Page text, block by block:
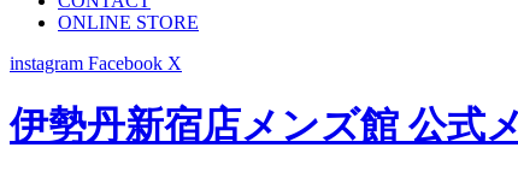
ONLINE STORE
instagram Facebook X
伊勢丹新宿店メンズ館 公式